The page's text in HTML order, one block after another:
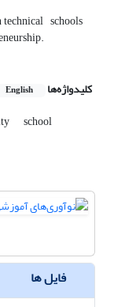
technical schools
کلیدواژه‌ها English
school
فایل ها